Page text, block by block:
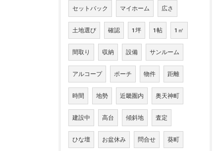
セットバック マイホーム 広さ
土地選び 確認 1坪 1帖 1㎡
間取り 収納 設備 サンルーム
アルコープ ポーチ 物件 距離
時間 地勢 近畿圏内 奥天神町
建設中 高台 傾斜地 査定
ひな壇 お盆休み 問合せ 葵町